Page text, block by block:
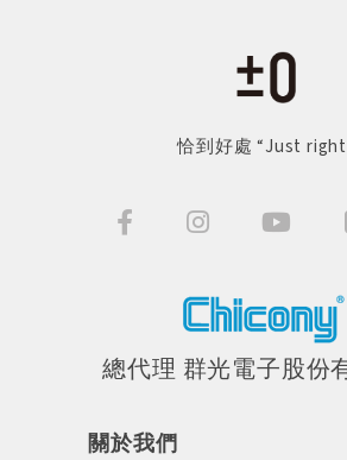
恰到好處 “Just
總代理 群光電子股份
關於我們